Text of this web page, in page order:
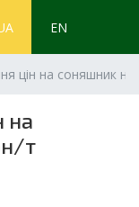
EN
цін на соняшник
на
т